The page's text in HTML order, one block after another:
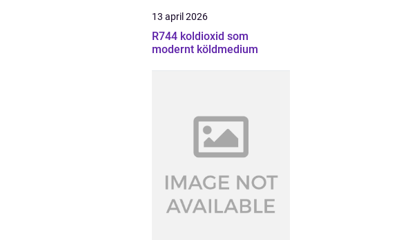
13 april 2026
R744 koldioxid som
modernt köldmedium